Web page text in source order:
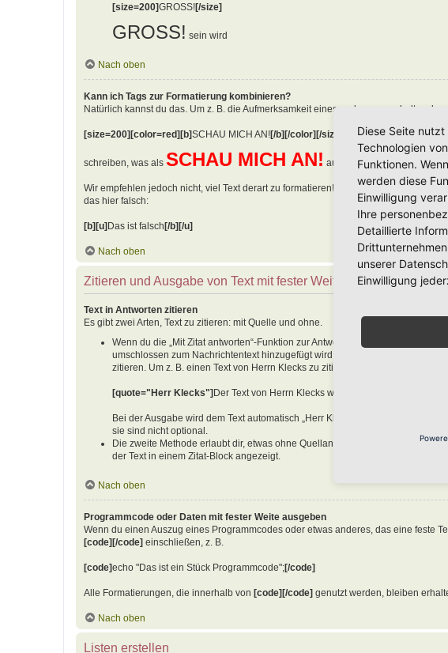
[size=200]GROSS![/size]
GROSS! sein wird
Nach oben
Kann ich Tags zur Formatierung kombinieren?
Natürlich kannst du das. Um z. B. die Aufmerksamkeit eines anderen zu erhalten,
[size=200][color=red][b]SCHAU MICH AN![/b][/color][/size]
schreiben, was als SCHAU MICH AN! ausgegeben wird.
Wir empfehlen jedoch nicht, viel Text derart zu formatieren! Beachte, dass du als
das hier falsch:
[b][u]Das ist falsch[/b][/u]
Nach oben
Zitieren und Ausgabe von Text mit fester Weite
Text in Antworten zitieren
Es gibt zwei Arten, Text zu zitieren: mit Quelle und ohne.
Wenn du die „Mit Zitat antworten“-Funktion zur Antwort auf einen Beitrag
umschlossen zum Nachrichtentext hinzugefügt wird. Dies erlaubt dir unter
zitieren. Um z. B. einen Text von Herrn Klecks zu zitieren, solltest du
[quote="Herr Klecks"] Der Text von Herrn Klecks würde hier stehen
Bei der Ausgabe wird dem Text automatisch „Herr Klecks hat geschrieben:“
sie sind nicht optional.
Die zweite Methode erlaubt dir, etwas ohne Quellangabe zu zitieren. Dazu
der Text in einem Zitat-Block angezeigt.
Nach oben
Programmcode oder Daten mit fester Weite ausgeben
Wenn du einen Auszug eines Programmcodes oder etwas anderes, das eine feste
[code][/code] einschließen, z. B.
[code]echo "Das ist ein Stück Programmcode";[/code]
Alle Formatierungen, die innerhalb von [code][/code] genutzt werden, bleiben
Nach oben
Listen erstellen
Diese Seite
Technologien
Funktionen.
werden diese
Einwilligung
Ihre
Detaillierte
unserer
Einwilligung